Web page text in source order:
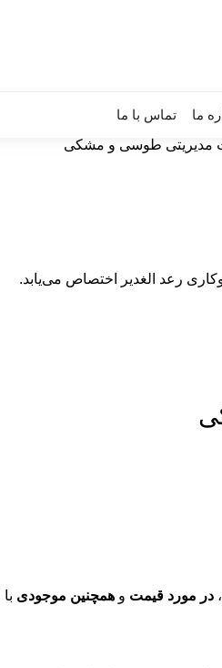
ما تماس با ما
طوسی و مشکی
رعد الغدیر اختصاص می‌یابد.
در مورد قیمت و همچنین موجودی